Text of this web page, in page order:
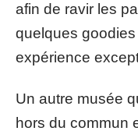
afin de ravir les
quelques
expérience
Un autre musée
hors du commun